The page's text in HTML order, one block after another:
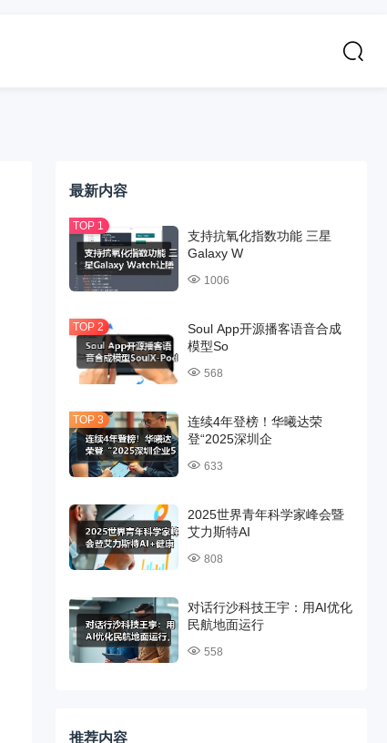
最新内容
支持抗氧化指数功能 三星
Galaxy W
1006
Soul App开源播客语音合成
模型So
568
连续4年登榜！华曦达荣
登“2025深圳企
633
2025世界青年科学家峰会暨
艾力斯特AI
808
对话行沙科技王宇：用AI优化
民航地面运行
558
推荐内容